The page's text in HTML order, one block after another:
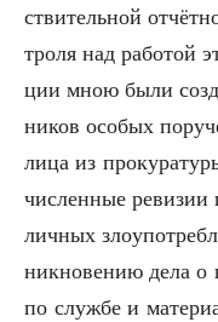
стви­тель­ной
тро­ля над рабо­той
ции мною были
ни­ков осо­бых
лица из
чис­лен­ные
лич­ных
ник­но­ве­нию дела о
по служ­бе и